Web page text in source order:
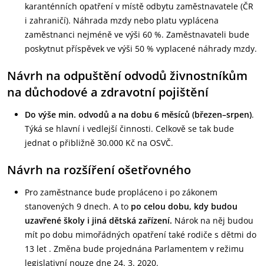
karanténních opatření v místě odbytu zaměstnavatele (ČR
i zahraničí). Náhrada mzdy nebo platu vyplácena
zaměstnanci nejméně ve výši 60 %. Zaměstnavateli bude
poskytnut příspěvek ve výši 50 % vyplacené náhrady mzdy.
Návrh na odpuštění odvodů živnostníkům
na důchodové a zdravotní pojištění
Do výše min. odvodů a na dobu 6 měsíců (březen–srpen).
Týká se hlavní i vedlejší činnosti. Celkově se tak bude
jednat o přibližně 30.000 Kč na OSVČ.
Návrh na rozšíření ošetřovného
Pro zaměstnance bude propláceno i po zákonem
stanovených 9 dnech. A to po celou dobu, kdy budou
uzavřené školy i jiná dětská zařízení. Nárok na něj budou
mít po dobu mimořádných opatření také rodiče s dětmi do
13 let . Změna bude projednána Parlamentem v režimu
legislativní nouze dne 24. 3. 2020.